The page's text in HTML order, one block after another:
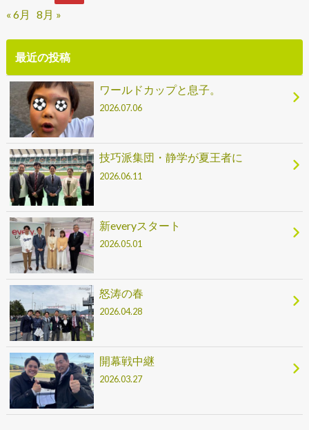
« 6月
8月 »
最近の投稿
ワールドカップと息子。
2026.07.06
技巧派集団・静学が夏王者に
2026.06.11
新everyスタート
2026.05.01
怒涛の春
2026.04.28
開幕戦中継
2026.03.27